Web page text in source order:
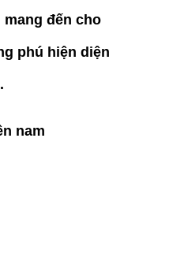
mang đến cho
phú hiện diện
nam